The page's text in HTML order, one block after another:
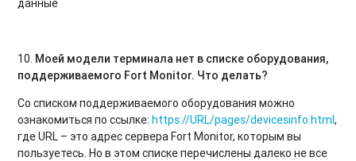
данные
10. Моей модели терминала нет в списке оборудования,
поддерживаемого Fort Monitor. Что делать?
Со списком поддерживаемого оборудования можно
ознакомиться по ссылке:https://URL/pages/devicesinfo.html,
где URL – это адрес сервера Fort Monitor, которым вы
пользуетесь. Но в этом списке перечислены далеко не все